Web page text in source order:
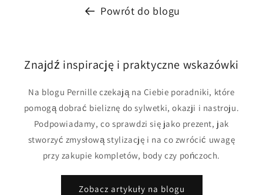
Powrót do blogu
Znajdź inspirację i praktyczne wskazówki
Na blogu Pernille czekają na Ciebie poradniki, które
pomogą dobrać bieliznę do sylwetki, okazji i nastroju.
Podpowiadamy, co sprawdzi się jako prezent, jak
stworzyć zmysłową stylizację i na co zwrócić uwagę
przy zakupie kompletów, body czy pończoch.
Zobacz artykuły na blogu